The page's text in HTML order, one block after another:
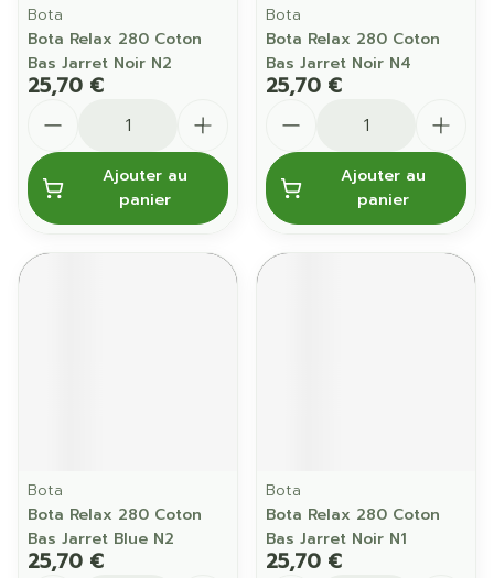
Bota
Bota Relax 280 Coton
Bas Jarret Noir N2
25,70 €
Ajouter au
panier
Bota
Bota Relax 280 Coton
Bas Jarret Noir N4
25,70 €
Ajouter au
panier
Bota
Bota Relax 280 Coton
Bas Jarret Blue N2
25,70 €
Bota
Bota Relax 280 Coton
Bas Jarret Noir N1
25,70 €